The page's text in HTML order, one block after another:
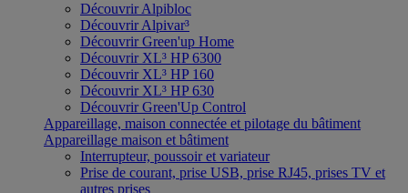
Découvrir Alpibloc
Découvrir Alpivar³
Découvrir Green'up Home
Découvrir XL³ HP 6300
Découvrir XL³ HP 160
Découvrir XL³ HP 630
Découvrir Green'Up Control
Appareillage, maison connectée et pilotage du bâtiment
Appareillage maison et bâtiment
Interrupteur, poussoir et variateur
Prise de courant, prise USB, prise RJ45, prises TV et
autres prises